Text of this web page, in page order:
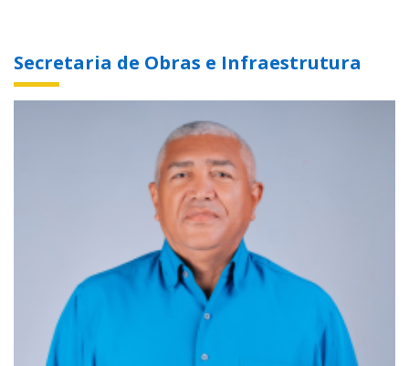
Secretaria de Obras e Infraestrutura